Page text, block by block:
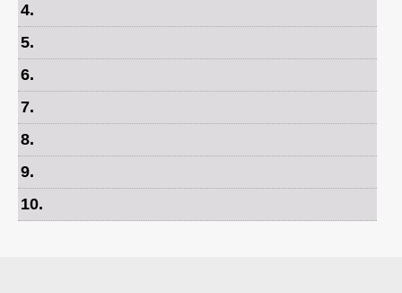
4.
5.
6.
7.
8.
9.
10.